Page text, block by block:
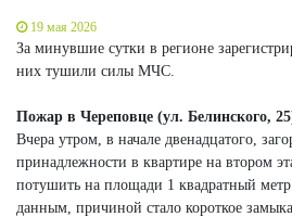
19 мая 2026
За минувшие сутки в регионе
них тушили силы МЧС.
Пожар в Череповце (ул. Белинского,
Вчера утром, в начале двенадцатого,
принадлежности в квартире на втором
потушить на площади 1 квадратный
данным, причиной стало короткое